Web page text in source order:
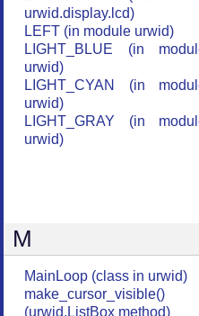
urwid.display.lcd)
LEFT (in module urwid)
LIGHT_BLUE (in
urwid)
LIGHT_CYAN (in
urwid)
LIGHT_GRAY (in
urwid)
M
MainLoop (class in urwid)
make_cursor_visible()
(urwid.ListBox method)